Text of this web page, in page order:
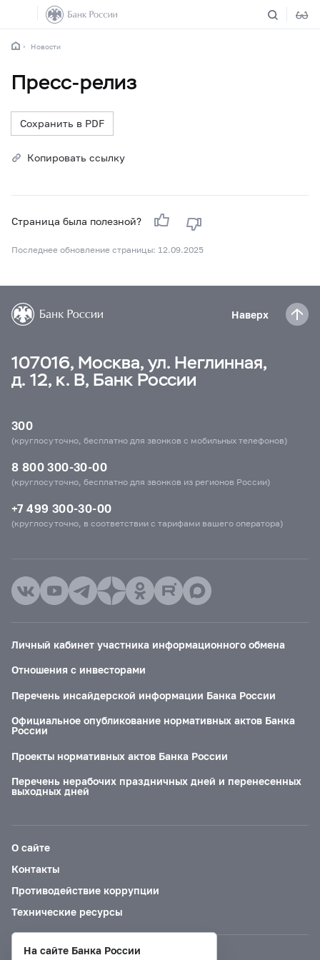
Новости
Пресс-релиз
Сохранить в PDF
Копировать ссылку
Страница была полезной?
Последнее обновление страницы: 12.09.2025
Наверх
107016, Москва, ул. Неглинная,
д. 12, к. В, Банк России
300
(круглосуточно, бесплатно для звонков с мобильных телефонов)
8 800 300-30-00
(круглосуточно, бесплатно для звонков из регионов России)
+7 499 300-30-00
(круглосуточно, в соответствии с тарифами вашего оператора)
Личный кабинет участника информационного обмена
Отношения с инвесторами
Перечень инсайдерской информации Банка России
Официальное опубликование нормативных актов Банка
России
Проекты нормативных актов Банка России
Перечень нерабочих праздничных дней и перенесенных
выходных дней
О сайте
Контакты
Противодействие коррупции
Технические ресурсы
На сайте Банка России